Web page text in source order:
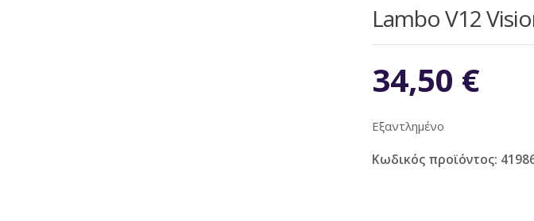
Lambo V12
34,50 €
Εξαντλημένο
Κωδικός προϊόντος: